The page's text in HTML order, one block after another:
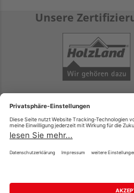
Unsere